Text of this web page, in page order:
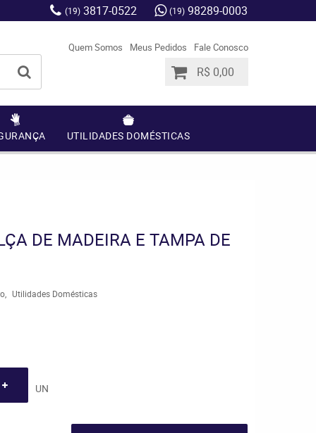
(19) 3817-0522 (19) 98289-0003
Quem Somos Meus Pedidos Fale Conosco
R$ 0,00
UTILIDADES DOMÉSTICAS
DE MADEIRA E TAMPA DE
Utilidades Domésticas
UN